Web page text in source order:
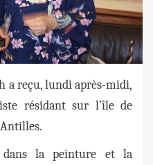
a reçu, lundi après-midi,
résidant sur l’île de
dans la peinture et la